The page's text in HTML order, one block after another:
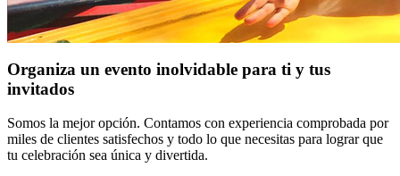
Organiza un evento inolvidable para ti y tus
invitados
Somos la mejor opción. Contamos con experiencia comprobada por
miles de clientes satisfechos y todo lo que necesitas para lograr que
tu celebración sea única y divertida.